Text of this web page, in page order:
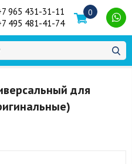
965 431-31-11
495 481-41-74
0
для